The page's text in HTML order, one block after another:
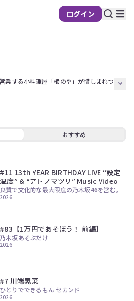
ログイン
業する小料理屋「梅のや」が惜しまれつ
ークは直前に控える卒業コンサートの話
筒井あやめ】
おすすめ
#11 13th YEAR BIRTHDAY LIVE “設定
温度” & “アトノマツリ” Music Video
良質で文化的な最大限度の乃木坂46を営む。
2026
#83【1万円であそぼう！ 前編】
乃木坂あそぶだけ
2026
#7 川端晃菜
ひとりでできるもん セカンド
2026